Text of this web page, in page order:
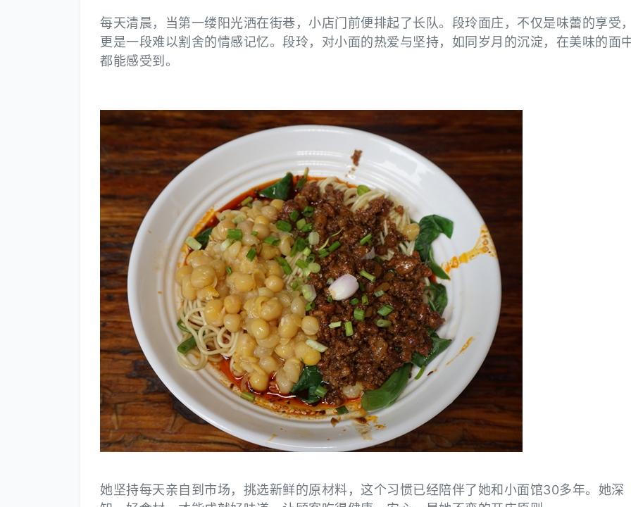
每天清晨，当第一缕阳光洒在街巷，小店门前便排起了长队。段玲面庄，不仅是味蕾的享受
更是一段难以割舍的情感记忆。段玲，对小面的热爱与坚持，如同岁月的沉淀，在美味的面
都能感受到。
她坚持每天亲自到市场，挑选新鲜的原材料，这个习惯已经陪伴了她和小面馆30多年。她深